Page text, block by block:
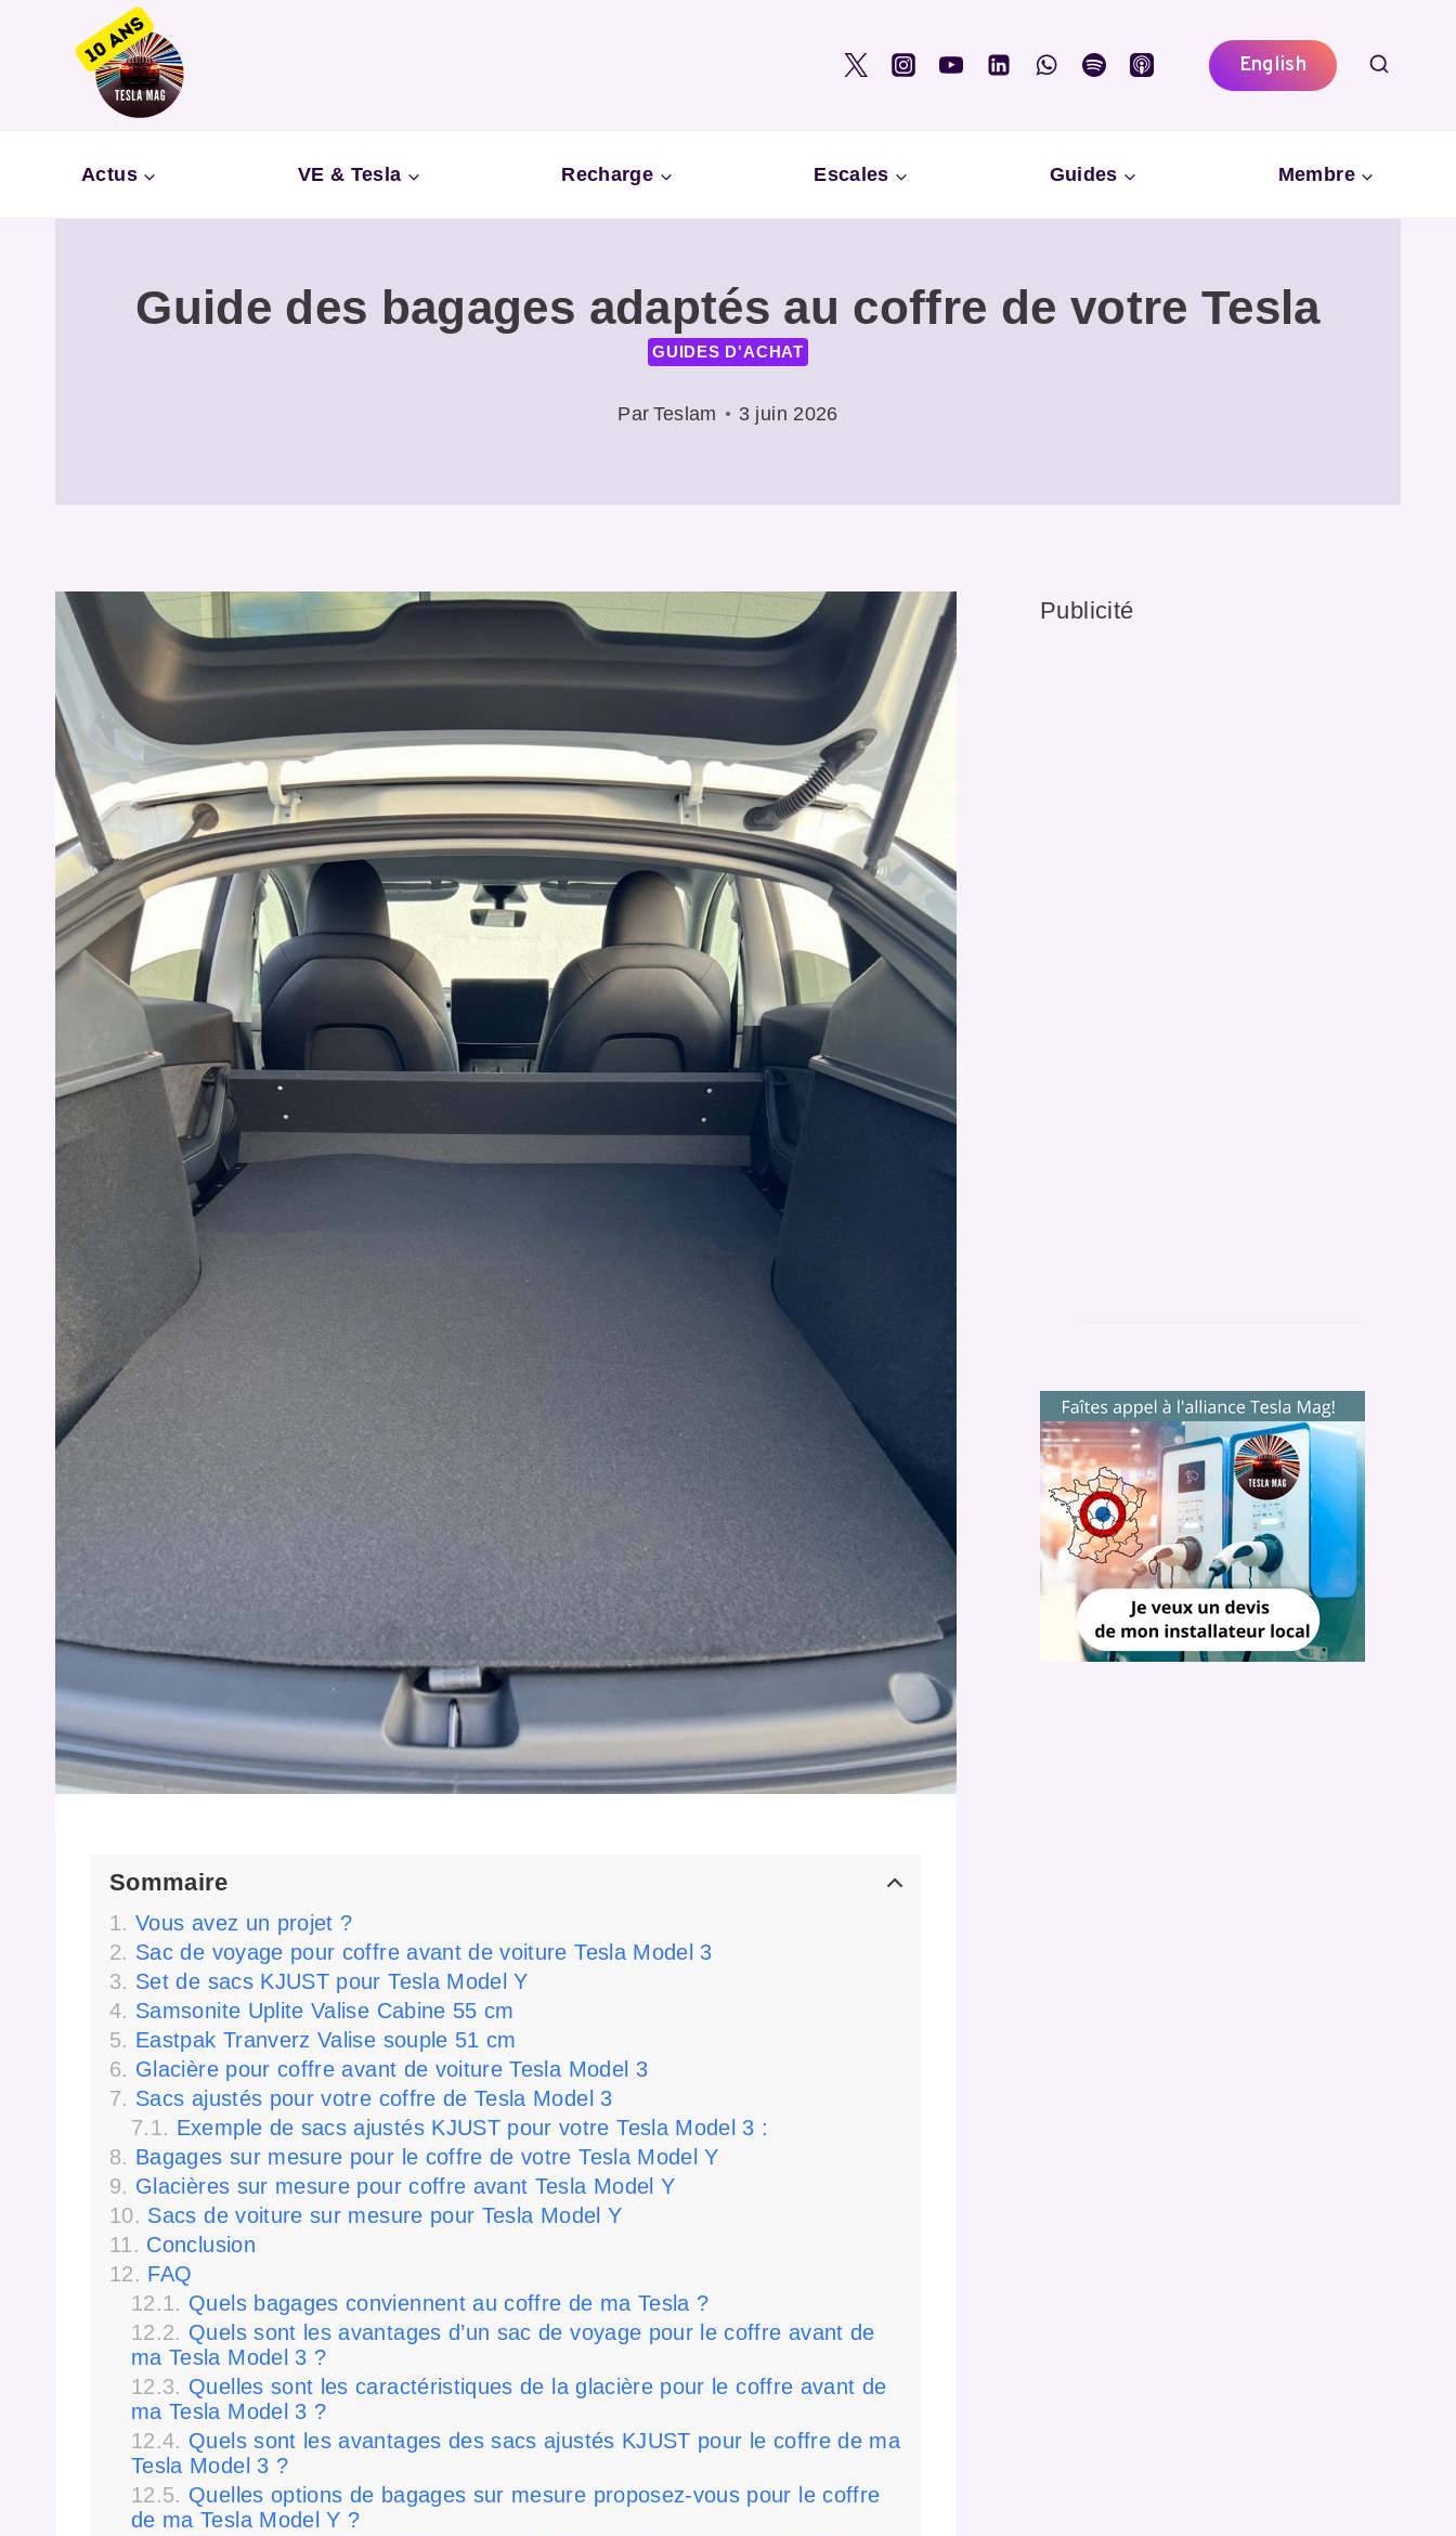
English
Actus VE & Tesla Recharge Escales Guides Membre
Guide des bagages adaptés au coffre de votre Tesla
GUIDES D'ACHAT
Par Teslam 3 juin 2026
Sommaire
Vous avez un projet ?
Sac de voyage pour coffre avant de voiture Tesla Model 3
Set de sacs KJUST pour Tesla Model Y
Samsonite Uplite Valise Cabine 55 cm
Eastpak Tranverz Valise souple 51 cm
Glacière pour coffre avant de voiture Tesla Model 3
Sacs ajustés pour votre coffre de Tesla Model 3
Exemple de sacs ajustés KJUST pour votre Tesla Model 3 :
Bagages sur mesure pour le coffre de votre Tesla Model Y
Glacières sur mesure pour coffre avant Tesla Model Y
Sacs de voiture sur mesure pour Tesla Model Y
Conclusion
FAQ
Quels bagages conviennent au coffre de ma Tesla ?
Quels sont les avantages d’un sac de voyage pour le coffre avant de
ma Tesla Model 3 ?
Quelles sont les caractéristiques de la glacière pour le coffre avant de
ma Tesla Model 3 ?
Quels sont les avantages des sacs ajustés KJUST pour le coffre de ma
Tesla Model 3 ?
Quelles options de bagages sur mesure proposez-vous pour le coffre
de ma Tesla Model Y ?
Publicité